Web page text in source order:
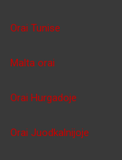
Orai Tunise
Malta orai
Orai Hurgadoje
Orai Juodkalnijoje